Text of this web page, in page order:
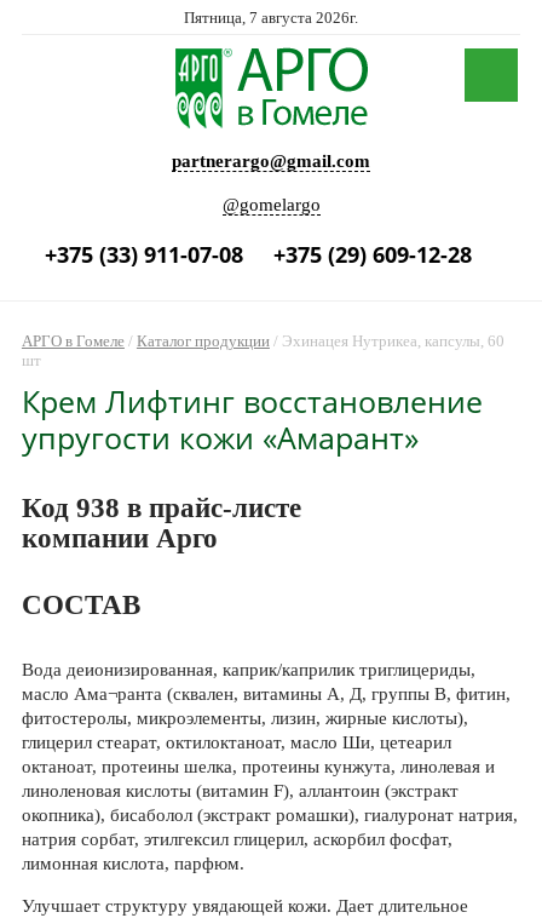
Пятница, 7 августа 2026г.
partnerargo@gmail.com
@gomelargo
+375 (33) 911-07-08 +375 (29) 609-12-28
АРГО в Гомеле/ Каталог продукции/ Эхинацея Нутрикеа, капсулы, 60
шт
Крем Лифтинг восстановление
упругости кожи «Амарант»
Код 938 в прайс-листе
компании Арго
СОСТАВ
Вода деионизированная, каприк/каприлик триглицериды,
масло Ама¬ранта (сквален, витамины А, Д, группы В, фитин,
фитостеролы, микроэлементы, лизин, жирные кислоты),
глицерил стеарат, октилоктаноат, масло Ши, цетеарил
октаноат, протеины шелка, протеины кунжута, линолевая и
линоленовая кислоты (витамин F), аллантоин (экстракт
окопника), бисаболол (экстракт ромашки), гиалуронат натрия,
натрия сорбат, этилгексил глицерил, аскорбил фосфат,
лимонная кислота, парфюм.
Улучшает структуру увядающей кожи. Дает длительное